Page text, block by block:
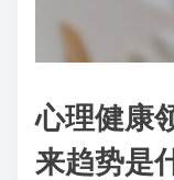
心理健康
来趋势是